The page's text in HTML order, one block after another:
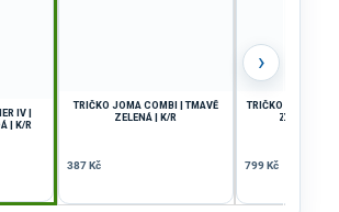
IV |
| K/R
TRIČKO JOMA COMBI | TMAVĚ
ZELENÁ | K/R
387 Kč
TRIČKO JOMA
ZELENÁ-
799 Kč
›